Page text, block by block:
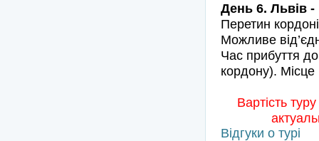
День 6. Львів
Перетин
Можливе
Час прибуття
кордону). Місце
Вартість
Відгуки о турі